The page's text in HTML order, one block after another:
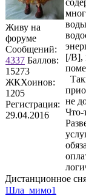
Живу на
форуме
Сообщений:
4337 Баллов:
15273
ЖКХоинов:
1205
Регистрация:
29.04.2016
[/B],
не
Что-
Дистанционное
Шла_мимо1